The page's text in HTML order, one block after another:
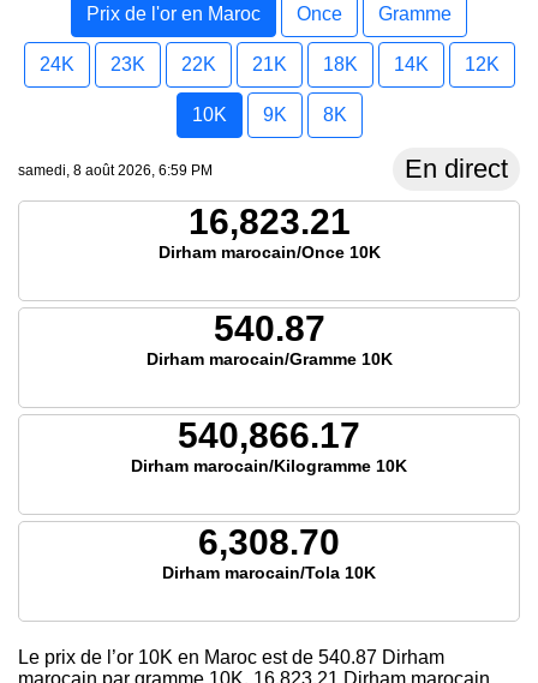
Prix de l'or en Maroc Once Gramme
24K 23K 22K 21K 18K 14K 12K
10K 9K 8K
samedi, 8 août 2026, 6:59 PM En direct
16,823.21
Dirham marocain/Once 10K
540.87
Dirham marocain/Gramme 10K
540,866.17
Dirham marocain/Kilogramme 10K
6,308.70
Dirham marocain/Tola 10K
Le prix de l’or 10K en Maroc est de 540.87 Dirham
marocain par gramme 10K, 16,823.21 Dirham marocain